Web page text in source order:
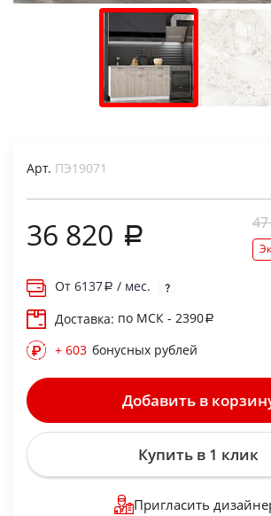
Арт. ПЭ19071
36 820
От 6137
/ мес.
Доставка: по МСК - 2390
+ 603 бонусных рублей
Добавить в
Купить в 1 клик
Пригласить